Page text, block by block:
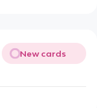
New cards